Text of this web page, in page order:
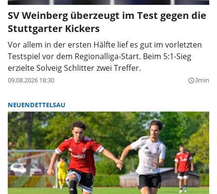
SV Weinberg überzeugt im Test gegen die
Stuttgarter Kickers
Vor allem in der ersten Hälfte lief es gut im vorletzten
Testspiel vor dem Regionalliga-Start. Beim 5:1-Sieg
erzielte Solveig Schlitter zwei Treffer.
09.08.2026 18:30 query_builder3min
NEUENDETTELSAU